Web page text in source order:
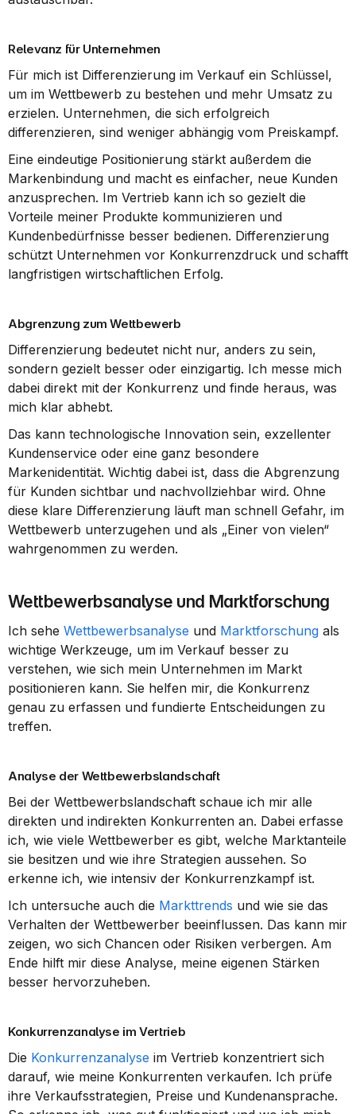
Relevanz für Unternehmen
Für mich ist Differenzierung im Verkauf ein Schlüssel,
um im Wettbewerb zu bestehen und mehr Umsatz zu
erzielen. Unternehmen, die sich erfolgreich
differenzieren, sind weniger abhängig vom Preiskampf.
Eine eindeutige Positionierung stärkt außerdem die
Markenbindung und macht es einfacher, neue Kunden
anzusprechen. Im Vertrieb kann ich so gezielt die
Vorteile meiner Produkte kommunizieren und
Kundenbedürfnisse besser bedienen. Differenzierung
schützt Unternehmen vor Konkurrenzdruck und schafft
langfristigen wirtschaftlichen Erfolg.
Abgrenzung zum Wettbewerb
Differenzierung bedeutet nicht nur, anders zu sein,
sondern gezielt besser oder einzigartig. Ich messe mich
dabei direkt mit der Konkurrenz und finde heraus, was
mich klar abhebt.
Das kann technologische Innovation sein, exzellenter
Kundenservice oder eine ganz besondere
Markenidentität. Wichtig dabei ist, dass die Abgrenzung
für Kunden sichtbar und nachvollziehbar wird. Ohne
diese klare Differenzierung läuft man schnell Gefahr, im
Wettbewerb unterzugehen und als „Einer von vielen“
wahrgenommen zu werden.
Wettbewerbsanalyse und Marktforschung
Ich sehe Wettbewerbsanalyse und Marktforschung als
wichtige Werkzeuge, um im Verkauf besser zu
verstehen, wie sich mein Unternehmen im Markt
positionieren kann. Sie helfen mir, die Konkurrenz
genau zu erfassen und fundierte Entscheidungen zu
treffen.
Analyse der Wettbewerbslandschaft
Bei der Wettbewerbslandschaft schaue ich mir alle
direkten und indirekten Konkurrenten an. Dabei erfasse
ich, wie viele Wettbewerber es gibt, welche Marktanteile
sie besitzen und wie ihre Strategien aussehen. So
erkenne ich, wie intensiv der Konkurrenzkampf ist.
Ich untersuche auch die Markttrends und wie sie das
Verhalten der Wettbewerber beeinflussen. Das kann mir
zeigen, wo sich Chancen oder Risiken verbergen. Am
Ende hilft mir diese Analyse, meine eigenen Stärken
besser hervorzuheben.
Konkurrenzanalyse im Vertrieb
Die Konkurrenzanalyse im Vertrieb konzentriert sich
darauf, wie meine Konkurrenten verkaufen. Ich prüfe
ihre Verkaufsstrategien, Preise und Kundenansprache.